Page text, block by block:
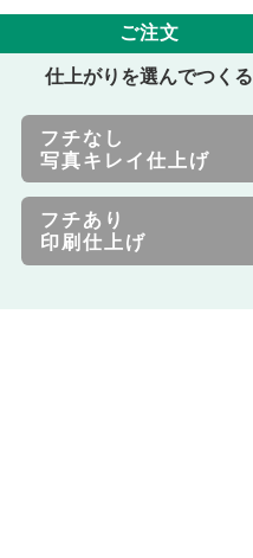
ご注文
仕上がりを選んでつくる
フチなし
写真キレイ仕上げ
フチあり
印刷仕上げ